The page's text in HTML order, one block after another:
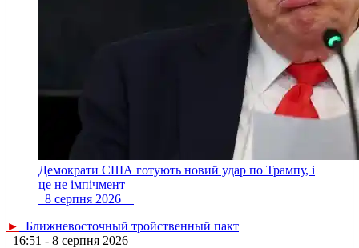
Демократи США готують новий удар по Трампу, і
це не імпічмент
8 серпня 2026
►
Ближневосточный тройственный пакт
16:51 - 8 серпня 2026